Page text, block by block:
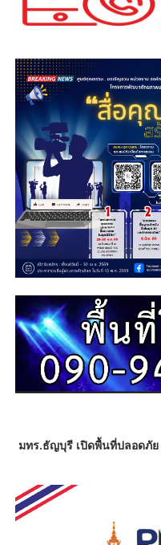
มทร.ธัญบุรี เปิดพื้นที่ปลอดภัย